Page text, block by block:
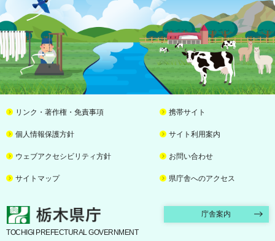
リンク・著作権・免責事項 携帯サイト
個人情報保護方針 サイト利用案内
ウェブアクセシビリティ方針 お問い合わせ
サイトマップ 県庁舎へのアクセス
栃木県庁 庁舎案内
TOCHIGI PREFECTURAL GOVERNMENT